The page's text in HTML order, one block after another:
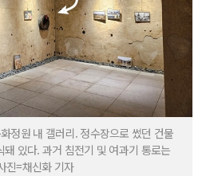
정원 내 갤러리. 정수장으로 썼던 건물
있다. 과거 침전기 및 여과기 통로는
진=채신화 기자